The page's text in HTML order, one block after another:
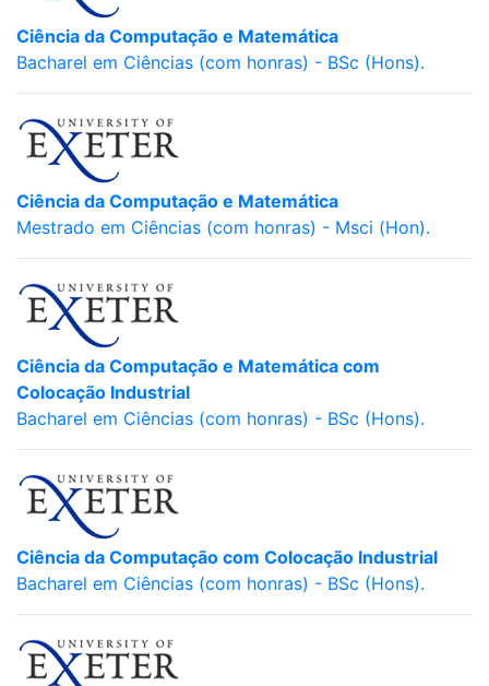
Ciência da Computação e Matemática
Bacharel em Ciências (com honras) - BSc (Hons).
Ciência da Computação e Matemática
Mestrado em Ciências (com honras) - Msci (Hon).
Ciência da Computação e Matemática com
Colocação Industrial
Bacharel em Ciências (com honras) - BSc (Hons).
Ciência da Computação com Colocação Industrial
Bacharel em Ciências (com honras) - BSc (Hons).